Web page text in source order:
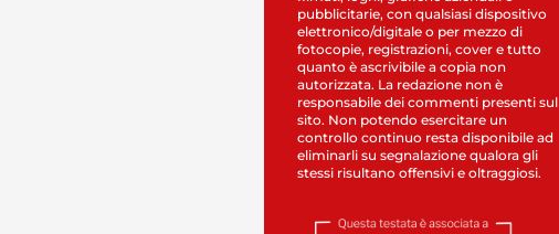
pubblicitarie, con qualsiasi dispositivo
elettronico/digitale o per mezzo di
fotocopie, registrazioni, cover e tutto
quanto è ascrivibile a copia non
autorizzata. La redazione non è
responsabile dei commenti presenti sul
sito. Non potendo esercitare un
controllo continuo resta disponibile ad
eliminarli su segnalazione qualora gli
stessi risultano offensivi e oltraggiosi.